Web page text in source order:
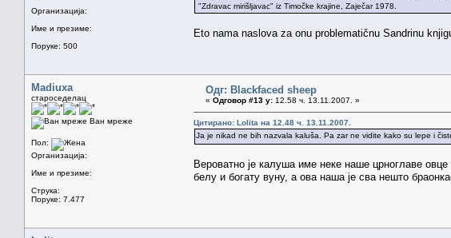
Организација:
Име и презиме:
Поруке: 500
"Zdravac mirišljavac" iz Timočke krajine, Zaječar 1978.
Eto nama naslova za onu problematičnu Sandrinu
Madiuxa
староседелац
Ван мреже
Пол:
Организација:
Име и презиме:
Струка:
Поруке: 7.477
Одг: Blackfaced sheep
« Одговор #13 у: 12.58 ч. 13.11.2007. »
Цитирано: Lolita на 12.48 ч. 13.11.2007.
Ja je nikad ne bih nazvala kaluša. Pa zar ne vidite kako su lepe i
Вероватно је калуша име неке наше црноглаве
белу и богату вуну, а ова наша је сва нешто